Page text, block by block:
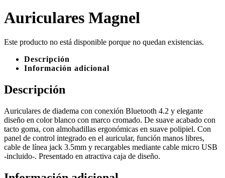
Auriculares Magnel
Este producto no está disponible porque no quedan existencias.
Descripción
Información adicional
Descripción
Auriculares de diadema con conexión Bluetooth 4.2 y elegante
diseño en color blanco con marco cromado. De suave acabado con
tacto goma, con almohadillas ergonómicas en suave polipiel. Con
panel de control integrado en el auricular, función manos libres,
cable de línea jack 3.5mm y recargables mediante cable micro USB
-incluido-. Presentado en atractiva caja de diseño.